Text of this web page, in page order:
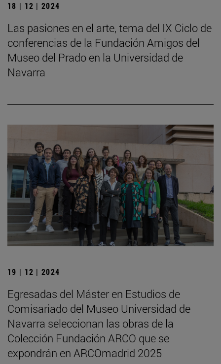
18 | 12 | 2024
Las pasiones en el arte, tema del IX Ciclo de
conferencias de la Fundación Amigos del
Museo del Prado en la Universidad de
Navarra
19 | 12 | 2024
Egresadas del Máster en Estudios de
Comisariado del Museo Universidad de
Navarra seleccionan las obras de la
Colección Fundación ARCO que se
expondrán en ARCOmadrid 2025